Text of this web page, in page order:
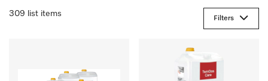
309 list items
Filters